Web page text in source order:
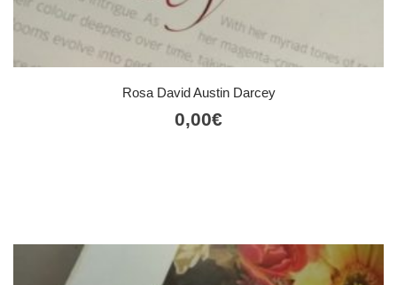
Rosa David Austin Darcey
0,00€